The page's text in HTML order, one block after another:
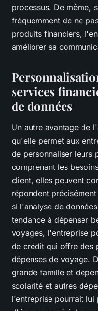
processus. De même,
fréquemment de ne
produits financiers,
améliorer sa
services
de données
Un autre avantage de
qu'elle permet aux
de personnaliser leurs
comprenant les
client, elles peuvent
répondent
si l'analyse de
tendance à dépenser
voyages, l'entreprise
de crédit qui offre des
dépenses de voyage.
grande famille et
scolarité et autres
l'entreprise pourrait lui